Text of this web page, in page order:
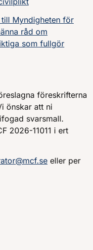
Myndigheten för
råd om
som fullgör
föreskrifterna
önskar att ni
svarsmall.
2026-11011 i ert
eller per